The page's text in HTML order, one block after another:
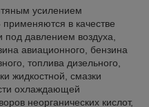
усилением
в качестве
под давлением воздуха,
авиационного, бензина
топлива дизельного,
жидкостной, смазки
охлаждающей
неорганических кислот,